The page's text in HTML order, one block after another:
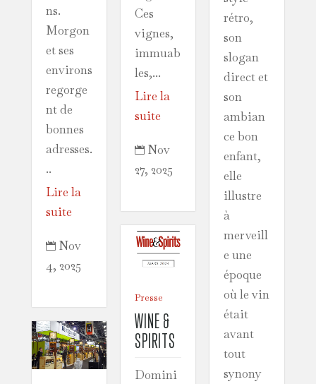
Ces
vignes,
immuab
les,...
Lire la
suite
 Nov
27, 2025
ns.
Morgon
et ses
environs
regorge
nt de
bonnes
adresses.
..
Lire la
suite
 Nov
4, 2025
rétro,
son
slogan
direct et
son
ambian
ce bon
enfant,
elle
illustre
à
merveill
e une
époque
où le vin
était
avant
tout
synony
Presse
WINE &
SPIRITS
Domini